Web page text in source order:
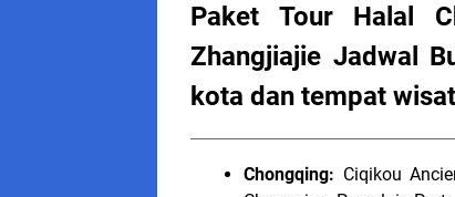
Paket Tour Halal
Zhangjiajie Jadwal
kota dan tempat
Chongqing: Ciqikou